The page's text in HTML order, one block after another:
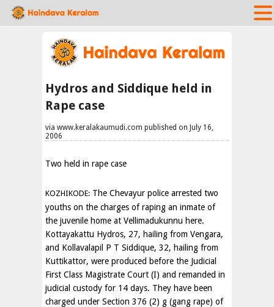
Hydros and Siddique held in
Rape case
via www.keralakaumudi.com published on July 16,
2006
Two held in rape case
KOZHIKODE: The Chevayur police arrested two
youths on the charges of raping an inmate of
the juvenile home at Vellimadukunnu here.
Kottayakattu Hydros, 27, hailing from Vengara,
and Kollavalapil P T Siddique, 32, hailing from
Kuttikattor, were produced before the Judicial
First Class Magistrate Court (I) and remanded in
judicial custody for 14 days. They have been
charged under Section 376 (2) g (gang rape) of